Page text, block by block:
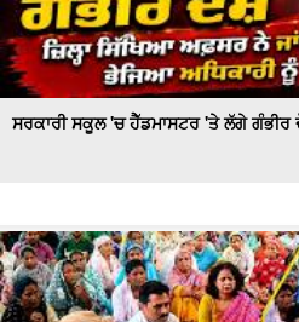
ਸਰਕਾਰੀ ਸਕੂਲ 'ਚ ਹੈੱਡਮਾਸਟਰ 'ਤੇ ਲੱਗੇ ਗੰਭੀਰ